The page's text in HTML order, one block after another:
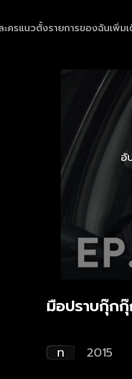
ะครแนวตั้งรายการของฉันเพิ่ม
อั
มือปราบกุ๊กกุ๊
ท 2015